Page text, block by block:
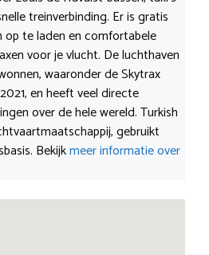
treinverbinding. Er is gratis
op te laden en comfortabele
voor je vlucht. De luchthaven
waaronder de Skytrax
en heeft veel directe
over de hele wereld. Turkish
gebruikt
Bekijkmeer informatie over